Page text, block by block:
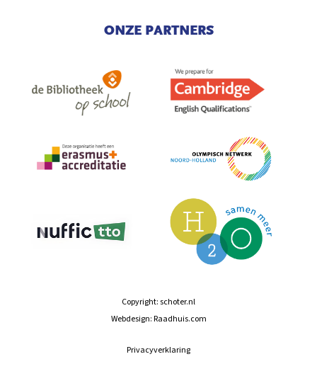
ONZE PARTNERS
Copyright:schoter.nl
Webdesign:Raadhuis.com
Privacyverklaring